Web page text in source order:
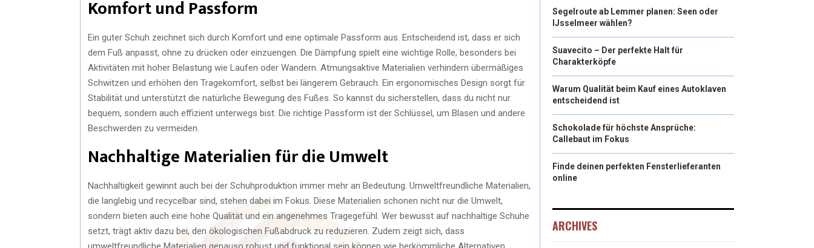
Komfort und Passform
Ein guter Schuh zeichnet sich durch Komfort und eine optimale Passform aus. Entscheidend ist, dass er sich
dem Fuß anpasst, ohne zu drücken oder einzuengen. Die Dämpfung spielt eine wichtige Rolle, besonders bei
Aktivitäten mit hoher Belastung wie Laufen oder Wandern. Atmungsaktive Materialien verhindern übermäßiges
Schwitzen und erhöhen den Tragekomfort, selbst bei längerem Gebrauch. Ein ergonomisches Design sorgt für
Stabilität und unterstützt die natürliche Bewegung des Fußes. So kannst du sicherstellen, dass du nicht nur
bequem, sondern auch effizient unterwegs bist. Die richtige Passform ist der Schlüssel, um Blasen und andere
Beschwerden zu vermeiden.
Nachhaltige Materialien für die Umwelt
Nachhaltigkeit gewinnt auch bei der Schuhproduktion immer mehr an Bedeutung. Umweltfreundliche Materialien,
die langlebig und recycelbar sind, stehen dabei im Fokus. Diese Materialien schonen nicht nur die Umwelt,
sondern bieten auch eine hohe Qualität und ein angenehmes Tragegefühl. Wer bewusst auf nachhaltige Schuhe
setzt, trägt aktiv dazu bei, den ökologischen Fußabdruck zu reduzieren. Zudem zeigt sich, dass
Segelroute ab Lemmer planen: Seen oder
IJsselmeer wählen?
Suavecito – Der perfekte Halt für
Charakterköpfe
Warum Qualität beim Kauf eines Autoklaven
entscheidend ist
Schokolade für höchste Ansprüche:
Callebaut im Fokus
Finde deinen perfekten Fensterlieferanten
online
ARCHIVES